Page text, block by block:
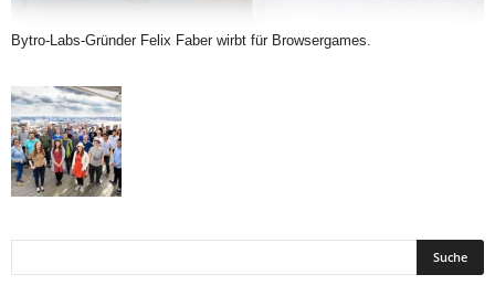
Bytro-Labs-Gründer Felix Faber wirbt für Browsergames.